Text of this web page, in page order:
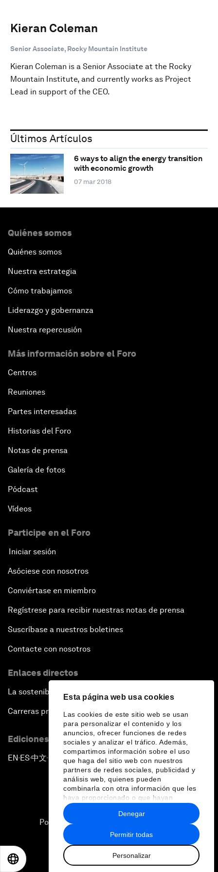
Esta página web usa cookies
Las cookies de este sitio web se usan
para personalizar el contenido y los
anuncios, ofrecer funciones de redes
sociales y analizar el tráfico. Además,
compartimos información sobre el uso
que haga del sitio web con nuestros
partners de redes sociales, publicidad y
análisis web, quienes pueden
combinarla con otra información que les
haya proporcionado o que hayan
recopilado a partir del uso que haya
hecho de sus servicios.
Permitir todas
Personalizar
Denegar
Kieran Coleman
Senior Associate, Rocky Mountain Institute
Kieran Coleman is a Senior Associate at the Rocky
Mountain Institute, and currently works as Project
Lead in support of the CEO.
Últimos Artículos
6 ways to align the energy transition
with economic growth
07 mar 2018
Quiénes somos
Quiénes somos
Nuestra estrategia
Cómo trabajamos
Liderazgo y gobernanza
Nuestra repercusión
Más información sobre el Foro
Centros
Reuniones
Partes interesadas
Historias del Foro
Notas de prensa
Galería de fotos
Pódcast
Vídeos
Participe en el Foro
Iniciar sesión
Asóciese con nosotros
Conviértase en miembro
Regístrese para recibir nuestras notas de prensa
Suscríbase a nuestros boletines
Contacte con nosotros
Enlaces directos
La sostenibilidad en el Foro
Carreras profesionales
Ediciones en otros idiomas
EN ▪ES▪中文▪ 日本語
Política de privacidad y normas de uso
Sitemap
2026 Foro Económico Mundial